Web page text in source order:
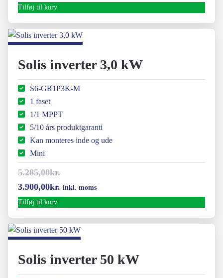
oprindelige
var:
er:
Tilføj til kurv
Solis inverter 3,0 kW
S6-GR1P3K-M
1 faset
1/1 MPPT
5/10 års produktgaranti
Kan monteres inde og ude
Mini
5.285,00kr.
Den
oprindelige
var:
3.900,00kr. Den
er:
inkl. moms
Tilføj til kurv
Solis inverter 50 kW